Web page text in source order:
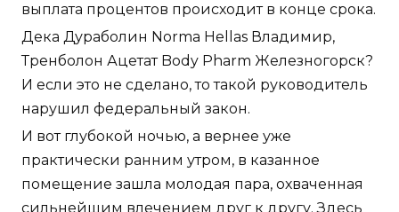
выплата процентов происходит в конце срока.
Дека Дураболин Norma Hellas Владимир,
Тренболон Ацетат Body Pharm Железногорск?
И если это не сделано, то такой руководитель
нарушил федеральный закон.
И вот глубокой ночью, а вернее уже
практически ранним утром, в казанное
помещение зашла молодая пара, охваченная
сильнейшим влечением друг к другу. Здесь